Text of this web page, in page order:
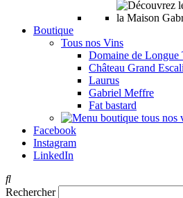
Boutique
Tous nos Vins
Domaine de Longue
Château Grand
Laurus
Gabriel Meffre
Fat bastard
Facebook
Instagram
LinkedIn
Rechercher